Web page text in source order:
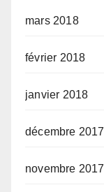
mars 2018
février 2018
janvier 2018
décembre 2017
novembre 2017